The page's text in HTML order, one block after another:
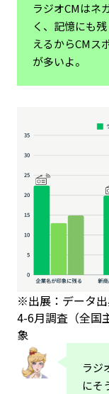
ラジオCMはネ
く、記憶にも
えるからCMス
が多いよ。
※出展：データ出
4-6月調査（全国
象
ラジ
にそ